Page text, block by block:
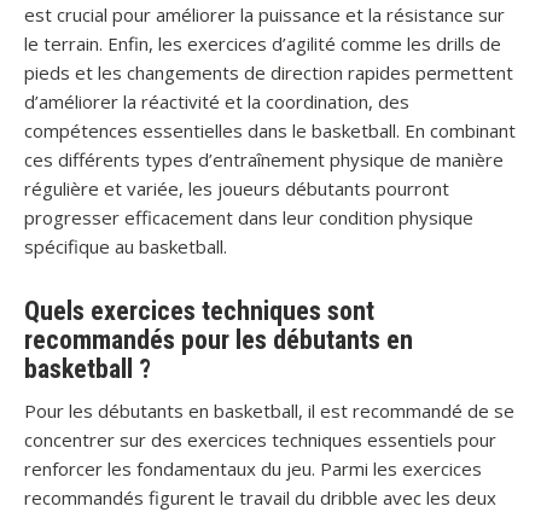
est crucial pour améliorer la puissance et la résistance sur
le terrain. Enfin, les exercices d’agilité comme les drills de
pieds et les changements de direction rapides permettent
d’améliorer la réactivité et la coordination, des
compétences essentielles dans le basketball. En combinant
ces différents types d’entraînement physique de manière
régulière et variée, les joueurs débutants pourront
progresser efficacement dans leur condition physique
spécifique au basketball.
Quels exercices techniques sont
recommandés pour les débutants en
basketball ?
Pour les débutants en basketball, il est recommandé de se
concentrer sur des exercices techniques essentiels pour
renforcer les fondamentaux du jeu. Parmi les exercices
recommandés figurent le travail du dribble avec les deux